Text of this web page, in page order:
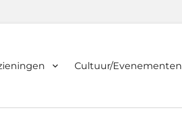
Cultuur/Evenementen